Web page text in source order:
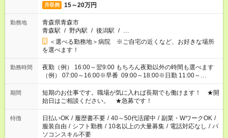
月収例 15～20万円
勤務地
青森県青森市
青森駅 / 野内駅 / 後潟駅 / …
＜選べる勤務地＞病院 ※ご自宅の近くなど、お好きな場所
を選べます！
勤務時間
夜勤（例） 16:00～翌9:00 もちろん夜勤以外の時間も選べます
（例） 07:00～16:00※早番 09:00～18:00※日勤 11:00～
20:00※遅番 ※時間は、固定・選べる施設もあるので、ご希望が
あれば調整できます！ ※シフト制。勤務地により実働時間が異
なります。★家庭の都合でお休みが必要な場合も遠慮なくご相談
ください。
期間
短期のお仕事です。職場が気に入れば長期でも働けます！ ★開
始日はご相談ください。 ★急募です！
特徴 日払いOK / 履歴書不要 / 40～50代活躍中 / 副業・WワークOK /
服装自由 / シフト勤務 / 10名以上の大量募集 / 電話対応なし / パ
ソコンスキル不要